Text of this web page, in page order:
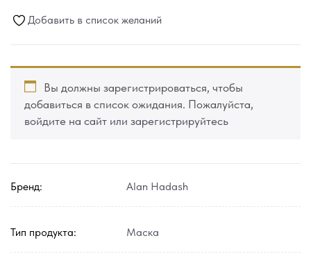
Добавить в список желаний
Вы должны зарегистрироваться, чтобы
добавиться в список ожидания. Пожалуйста,
войдите на сайт или зарегистрируйтесь
Бренд: Alan Hadash
Тип продукта: Маска